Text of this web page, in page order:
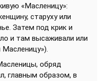
«Масленицу»:
старуху или
Затем под крик и
и там высаживали или
Масленицу»).
обряд
главным образом, в